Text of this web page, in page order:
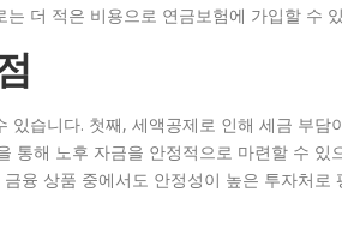
더 적은 비용으로 연금보험에 가입할 수
습니다. 첫째, 세액공제로 인해 세금 부담
통해 노후 자금을 안정적으로 마련할 수 있
융 상품 중에서도 안정성이 높은 투자처로